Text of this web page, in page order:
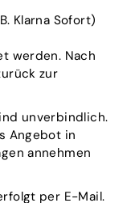
Klarna Sofort)
werden. Nach
zur
unverbindlich.
Angebot in
annehmen
per E-Mail.